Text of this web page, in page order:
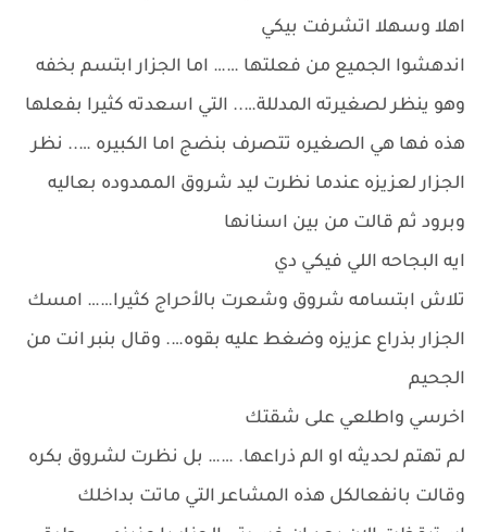
اهلا وسهلا اتشرفت بيكي
اندهشوا الجميع من فعلتها …… اما الجزار ابتسم بخفه
وهو ينظر لصغيرته المدللة….. التي اسعدته كثيرا بفعلها
هذه فها هي الصغيره تتصرف بنضج اما الكبيره ….. نظر
الجزار لعزيزه عندما نظرت ليد شروق الممدوده بعاليه
وبرود ثم قالت من بين اسنانها
ايه البجاحه اللي فيكي دي
تلاش ابتسامه شروق وشعرت بالأحراج كثيرا…… امسك
الجزار بذراع عزيزه وضغط عليه بقوه…. وقال بنبر انت من
الجحيم
اخرسي واطلعي على شقتك
لم تهتم لحديثه او الم ذراعها. …… بل نظرت لشروق بكره
وقالت بانفعالكل هذه المشاعر التي ماتت بداخلك